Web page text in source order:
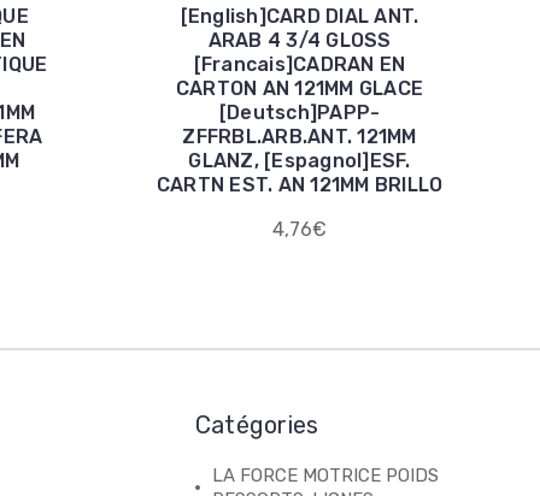
[English]CARD DIAL ANT.
ARAB 4 3/4 GLOSS
[Francais]CADRAN EN
CARTON AN 121MM GLACE
[Deutsch]PAPP-
ZFFRBL.ARB.ANT. 121MM
GLANZ, [Espagnol]ESF.
CARTN EST. AN 121MM BRILLO
4,76€
Catégories
LA FORCE MOTRICE POIDS